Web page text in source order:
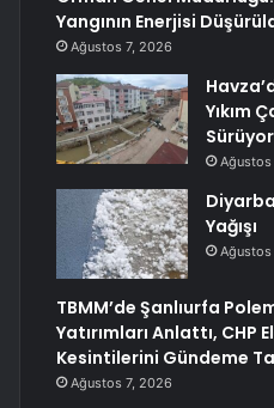
Yangının Enerjisi
Ağustos 7, 2026
Yıkım
Sürüyor
Ağustos
Yağışı
Ağustos
TBMM’de Şanlıurfa
Yatırımları Anlattı, CHP
Kesintilerini Gündeme
Ağustos 7, 2026